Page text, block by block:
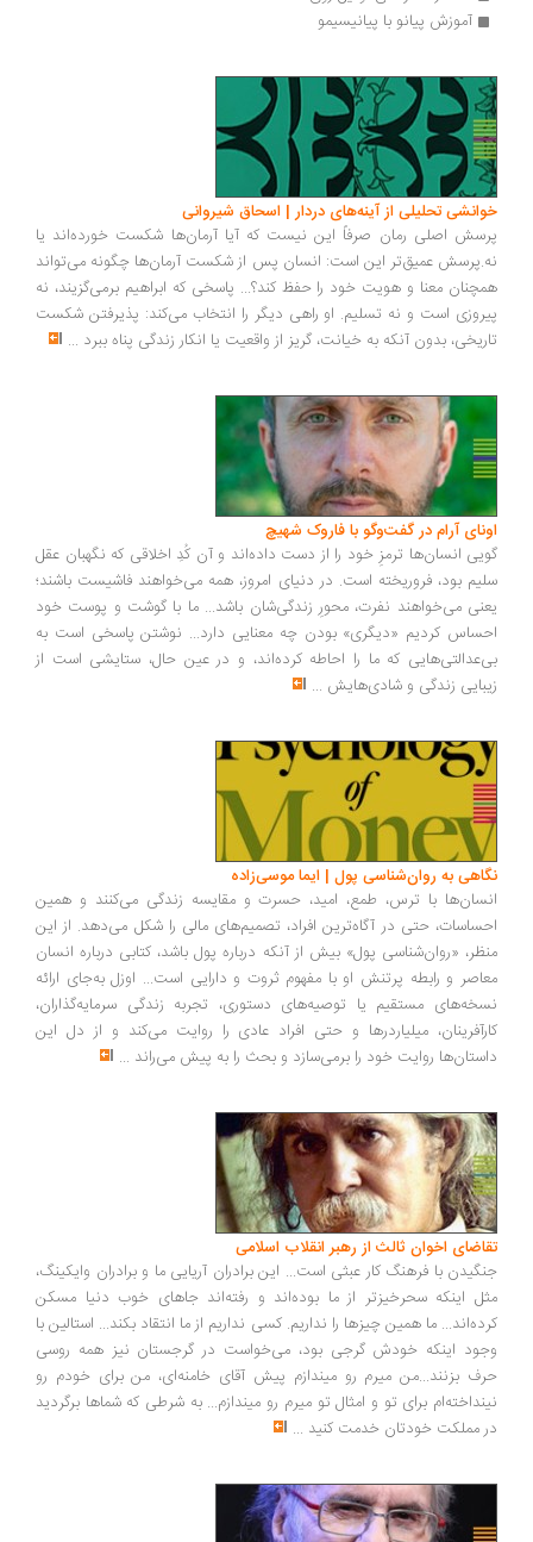
آموزش پیانو با پیانیسیمو
تحلیلی از آینه‌های دردار | اسحاق شیروانی
اصلی رمان صرفاً این نیست که آیا آرمان‌ها شکست خورده‌اند یا
عمیق‌تر این است: انسان پس از شکست آرمان‌ها چگونه می‌تواند
معنا و هویت خود را حفظ کند؟... پاسخی که ابراهیم برمی‌گزیند، نه
است و نه تسلیم. او راهی دیگر را انتخاب می‌کند: پذیرفتن شکست
بدون آنکه به خیانت، گریز از واقعیت یا انکار زندگی پناه ببرد...
آرام در گفت‌وگو با فاروک شهیچ‭
انسان‌ها ترمزِ خود را از دست داده‌اند و آن کُدِ اخلاقی که نگهبان عقل
بود، فروریخته است. در دنیای امروز، همه می‌خواهند فاشیست باشند؛
می‌خواهند نفرت، محورِ زندگی‌شان باشد... ما با گوشت و پوست خود
کردیم «دیگری» بودن چه معنایی دارد... نوشتن پاسخی است به
که ما را احاطه کرده‌اند، و در عین حال، ستایشی است از
زندگی و شادی‌هایش...
به روان‌شناسی پول | ایما موسی‌زاده
با ترس، طمع، امید، حسرت و مقایسه زندگی می‌کنند و همین
حتی در آگاه‌ترین افراد، تصمیم‌های مالی را شکل می‌دهد. از این
«روان‌شناسی پول» بیش از آنکه درباره پول باشد، کتابی درباره انسان
و رابطه پرتنش او با مفهوم ثروت و دارایی است... اوزل به‌جای ارائه
مستقیم یا توصیه‌های دستوری، تجربه زندگی سرمایه‌گذاران،
میلیاردرها و حتی افراد عادی را روایت می‌کند و از دل این
روایت خود را برمی‌سازد و بحث را به پیش می‌راند ...
اخوان ثالث از رهبر انقلاب اسلامی
با فرهنگ کار عبثی است... این برادران آریایی ما و برادران وایکینگ،
اینکه سحرخیزتر از ما بوده‌اند و رفته‌اند جاهای خوب دنیا مسکن
ما همین چیزها را نداریم. کسی نداریم از ما انتقاد بکند... استالین با
اینکه خودش گرجی بود، می‌خواست در گرجستان نیز همه روسی
بزنند...من میرم رو میندازم پیش آقای خامنه‌ای، من برای خودم رو
برای تو و امثال تو میرم رو میندازم... به شرطی که شماها برگردید
مملکت خودتان خدمت کنید...